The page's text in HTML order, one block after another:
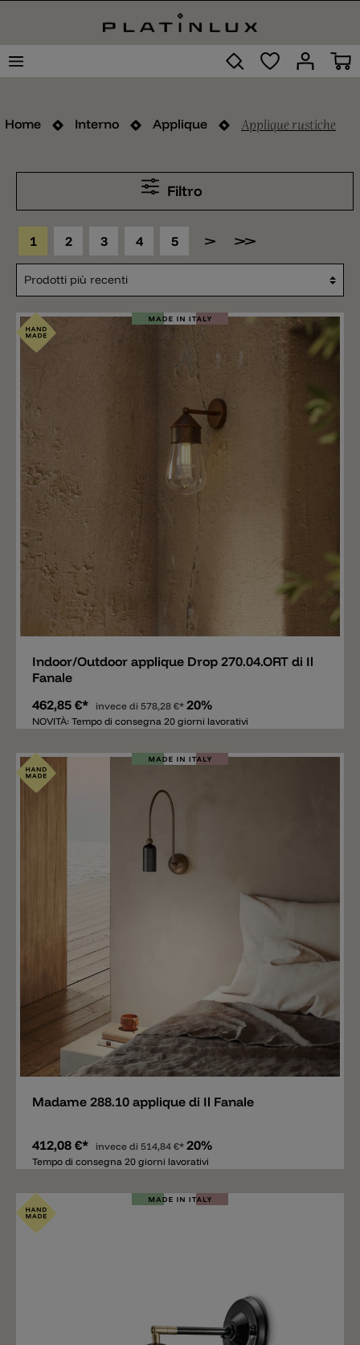
Home Interno Applique Applique rustiche
Filtro
1 2 3 4 5
Aggiungere
Indoor/Outdoor applique Drop 270.04.ORT di Il
Fanale
462,85 €*
invece di 578,28 €* 20%
NOVITÀ: Tempo di consegna 20 giorni lavorativi
Aggiungere
Madame 288.10 applique di Il Fanale
412,08 €* invece di 514,84 €* 20%
Tempo di consegna 20 giorni lavorativi